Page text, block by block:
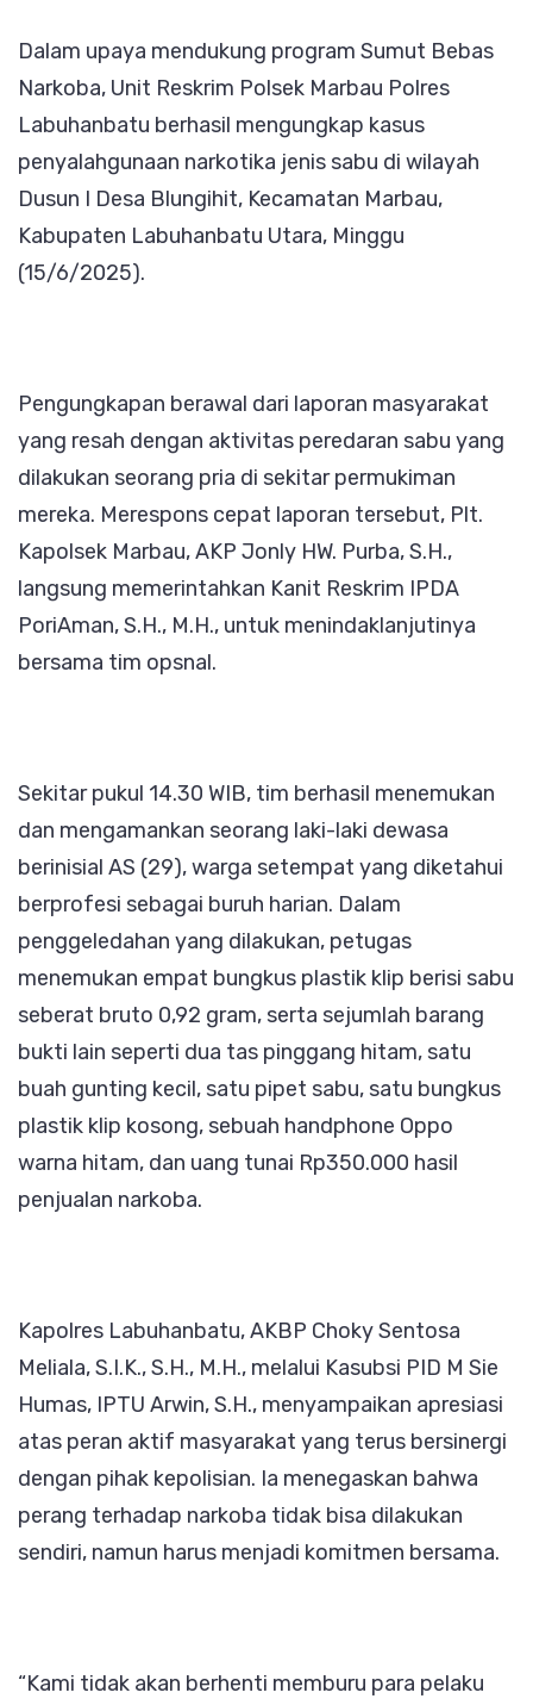
4
Paket
Diamankan
di
Dalam upaya mendukung program Sumut Bebas
Narkoba, Unit Reskrim Polsek Marbau Polres
Labuhanbatu berhasil mengungkap kasus
penyalahgunaan narkotika jenis sabu di wilayah
Dusun I Desa Blungihit, Kecamatan Marbau,
Kabupaten Labuhanbatu Utara, Minggu
(15/6/2025).
Pengungkapan berawal dari laporan masyarakat
yang resah dengan aktivitas peredaran sabu yang
dilakukan seorang pria di sekitar permukiman
mereka. Merespons cepat laporan tersebut, Plt.
Kapolsek Marbau, AKP Jonly HW. Purba, S.H.,
langsung memerintahkan Kanit Reskrim IPDA
PoriAman, S.H., M.H., untuk menindaklanjutinya
bersama tim opsnal.
Sekitar pukul 14.30 WIB, tim berhasil menemukan
dan mengamankan seorang laki-laki dewasa
berinisial AS (29), warga setempat yang diketahui
berprofesi sebagai buruh harian. Dalam
penggeledahan yang dilakukan, petugas
menemukan empat bungkus plastik klip berisi sabu
seberat bruto 0,92 gram, serta sejumlah barang
bukti lain seperti dua tas pinggang hitam, satu
buah gunting kecil, satu pipet sabu, satu bungkus
plastik klip kosong, sebuah handphone Oppo
warna hitam, dan uang tunai Rp350.000 hasil
penjualan narkoba.
Kapolres Labuhanbatu, AKBP Choky Sentosa
Meliala, S.I.K., S.H., M.H., melalui Kasubsi PID M Sie
Humas, IPTU Arwin, S.H., menyampaikan apresiasi
atas peran aktif masyarakat yang terus bersinergi
dengan pihak kepolisian. Ia menegaskan bahwa
perang terhadap narkoba tidak bisa dilakukan
sendiri, namun harus menjadi komitmen bersama.
“Kami tidak akan berhenti memburu para pelaku